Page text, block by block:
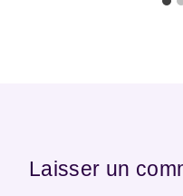
Laisser un